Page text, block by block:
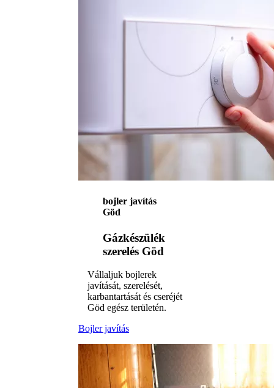
bojler javítás
Göd
Gázkészülék
szerelés Göd
Vállaljuk bojlerek
javítását, szerelését,
karbantartását és cseréjét
Göd egész területén.
Bojler javítás